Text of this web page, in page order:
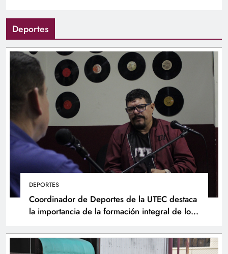
Deportes
DEPORTES
Coordinador de Deportes de la UTEC destaca
la importancia de la formación integral de los